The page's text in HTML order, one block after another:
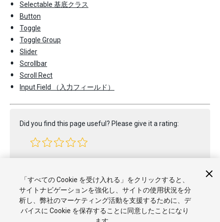
Selectable 基底クラス
Button
Toggle
Toggle Group
Slider
Scrollbar
Scroll Rect
Input Field （入力フィールド）
Did you find this page useful? Please give it a rating:
「すべての Cookie を受け入れる」をクリックすると、
サイトナビゲーションを強化し、サイトの使用状況を分
析し、弊社のマーケティング活動を支援するために、デ
バイスに Cookie を保存することに同意したことになり